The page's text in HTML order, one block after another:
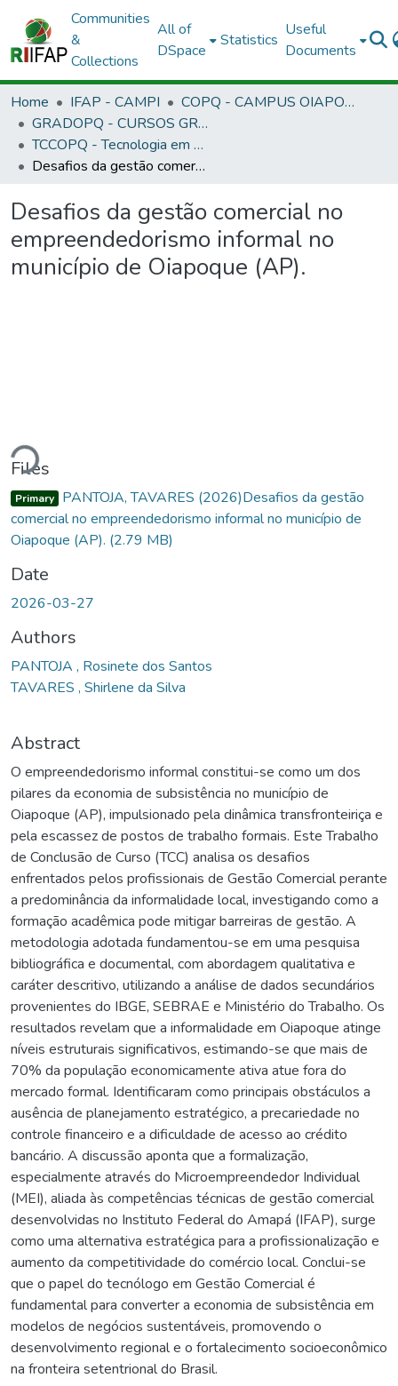
Communities
&
Collections
All of
DSpace
Statistics
Useful
Documents
Home IFAP - CAMPI
COPQ - CAMPUS OIAPOQUE
GRADOPQ - CURSOS GRADUAÇÃO - CAMPUS OIAPOQUE
TCCOPQ - Tecnologia em Gestão Comercial
Desafios da gestão comercial no empreendedorismo informal no município de Oiapoque (AP).
Desafios da gestão comercial no
empreendedorismo informal no
município de Oiapoque (AP).
Files
Primary PANTOJA, TAVARES (2026)Desafios da gestão
comercial no empreendedorismo informal no município de
Oiapoque (AP). (2.79 MB)
Date
2026-03-27
Authors
PANTOJA , Rosinete dos Santos
TAVARES , Shirlene da Silva
Abstract
O empreendedorismo informal constitui-se como um dos
pilares da economia de subsistência no município de
Oiapoque (AP), impulsionado pela dinâmica transfronteiriça e
pela escassez de postos de trabalho formais. Este Trabalho
de Conclusão de Curso (TCC) analisa os desafios
enfrentados pelos profissionais de Gestão Comercial perante
a predominância da informalidade local, investigando como a
formação acadêmica pode mitigar barreiras de gestão. A
metodologia adotada fundamentou-se em uma pesquisa
bibliográfica e documental, com abordagem qualitativa e
caráter descritivo, utilizando a análise de dados secundários
provenientes do IBGE, SEBRAE e Ministério do Trabalho. Os
resultados revelam que a informalidade em Oiapoque atinge
níveis estruturais significativos, estimando-se que mais de
70% da população economicamente ativa atue fora do
mercado formal. Identificaram como principais obstáculos a
ausência de planejamento estratégico, a precariedade no
controle financeiro e a dificuldade de acesso ao crédito
bancário. A discussão aponta que a formalização,
especialmente através do Microempreendedor Individual
(MEI), aliada às competências técnicas de gestão comercial
desenvolvidas no Instituto Federal do Amapá (IFAP), surge
como uma alternativa estratégica para a profissionalização e
aumento da competitividade do comércio local. Conclui-se
que o papel do tecnólogo em Gestão Comercial é
fundamental para converter a economia de subsistência em
modelos de negócios sustentáveis, promovendo o
desenvolvimento regional e o fortalecimento socioeconômico
na fronteira setentrional do Brasil.